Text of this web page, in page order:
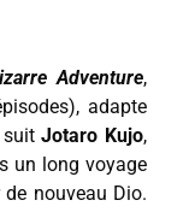
Adventure,
adapte
suitJotaro Kujo,
un long voyage
nouveau Dio.